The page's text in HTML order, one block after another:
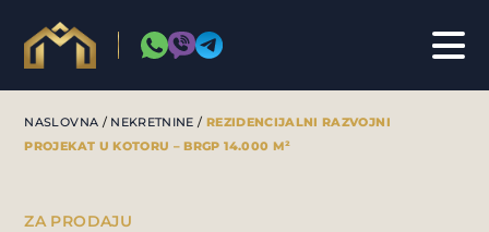
INVESTICIJE & KONSALTING
NASLOVNA / NEKRETNINE / REZIDENCIJALNI RAZVOJNI
PROJEKAT U KOTORU – BRGP 14.000 M²
ZA PRODAJU